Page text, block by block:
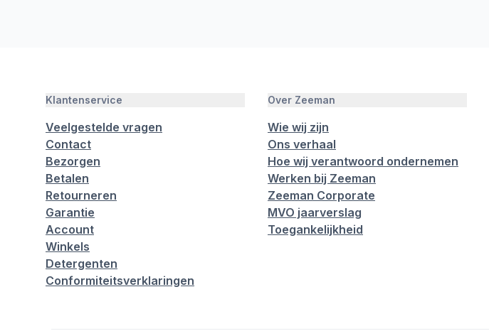
Klantenservice
Veelgestelde vragen
Contact
Bezorgen
Betalen
Retourneren
Garantie
Account
Winkels
Detergenten
Conformiteitsverklaringen
Over Zeeman
Wie wij zijn
Ons verhaal
Hoe wij verantwoord ondernemen
Werken bij Zeeman
Zeeman Corporate
MVO jaarverslag
Toegankelijkheid